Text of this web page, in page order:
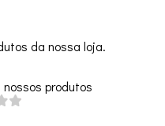
da nossa loja.
produtos